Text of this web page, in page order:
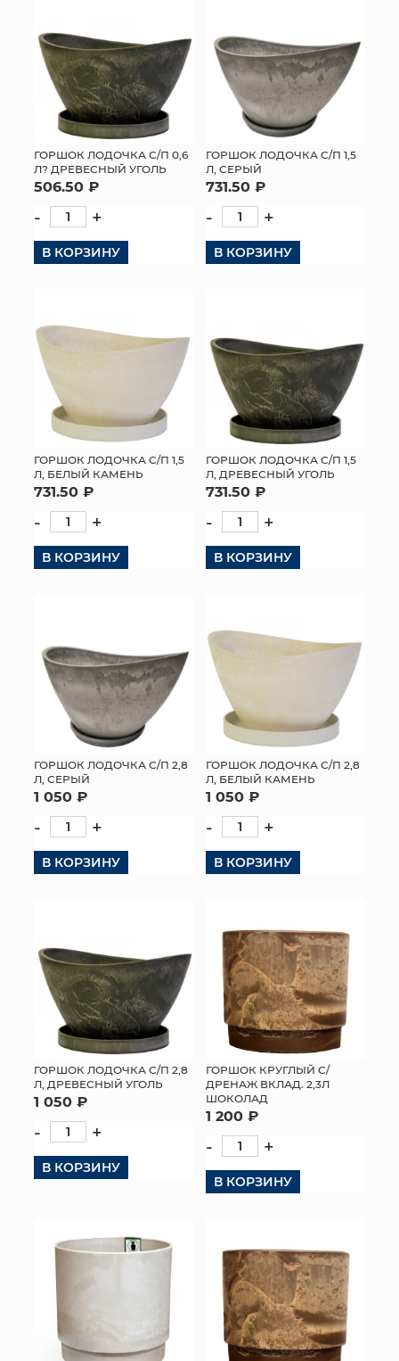
ГОРШОК ЛОДОЧКА С/П 0,6
Л? ДРЕВЕСНЫЙ УГОЛЬ
506.50 ₽
- +
В КОРЗИНУ
ГОРШОК ЛОДОЧКА С/П 1,5
Л, СЕРЫЙ
731.50 ₽
- +
В КОРЗИНУ
ГОРШОК ЛОДОЧКА С/П 1,5
Л, БЕЛЫЙ КАМЕНЬ
731.50 ₽
- +
В КОРЗИНУ
ГОРШОК ЛОДОЧКА С/П 1,5
Л, ДРЕВЕСНЫЙ УГОЛЬ
731.50 ₽
- +
В КОРЗИНУ
ГОРШОК ЛОДОЧКА С/П 2,8
Л, СЕРЫЙ
1 050 ₽
- +
В КОРЗИНУ
ГОРШОК ЛОДОЧКА С/П 2,8
Л, БЕЛЫЙ КАМЕНЬ
1 050 ₽
- +
В КОРЗИНУ
ГОРШОК ЛОДОЧКА С/П 2,8
Л, ДРЕВЕСНЫЙ УГОЛЬ
1 050 ₽
- +
В КОРЗИНУ
ГОРШОК КРУГЛЫЙ С/
ДРЕНАЖ ВКЛАД. 2,3Л
ШОКОЛАД
1 200 ₽
- +
В КОРЗИНУ